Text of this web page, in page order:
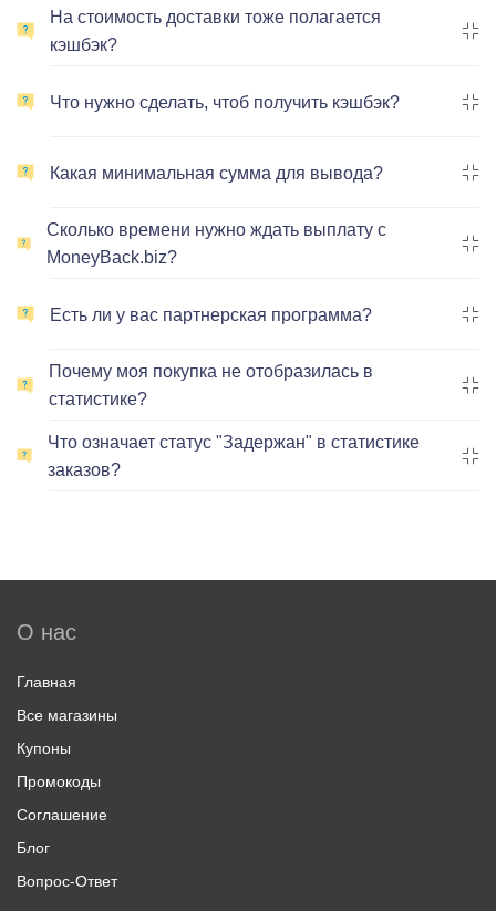
На стоимость доставки тоже полагается
кэшбэк?
Что нужно сделать, чтоб получить кэшбэк?
Какая минимальная сумма для вывода?
Сколько времени нужно ждать выплату с
MoneyBack.biz?
Есть ли у вас партнерская программа?
Почему моя покупка не отобразилась в
статистике?
Что означает статус "Задержан" в статистике
заказов?
О нас
Главная
Все магазины
Купоны
Промокоды
Соглашение
Блог
Вопрос-Ответ